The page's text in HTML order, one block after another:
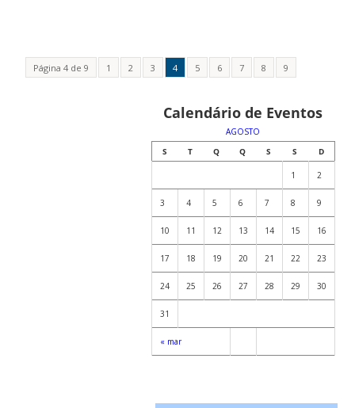
Página 4 de 9 1 2 3 4 5 6 7 8 9
Calendário de Eventos
AGOSTO
S
T Q Q S S D
« mar
1 2
3 4 5 6 7 8 9
10 11 12 13 14 15 16
17 18 19 20 21 22 23
24 25 26 27 28 29 30
31